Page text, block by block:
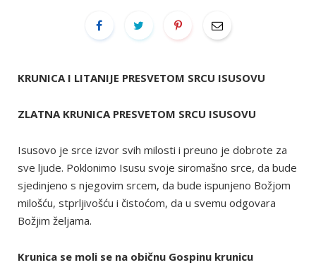
KRUNICA I LITANIJE PRESVETOM SRCU ISUSOVU
ZLATNA KRUNICA PRESVETOM SRCU ISUSOVU
Isusovo je srce izvor svih milosti i preuno je dobrote za
sve ljude. Poklonimo Isusu svoje siromašno srce, da bude
sjedinjeno s njegovim srcem, da bude ispunjeno Božjom
milošću, stprljivošću i čistoćom, da u svemu odgovara
Božjim željama.
Krunica se moli se na običnu Gospinu krunicu